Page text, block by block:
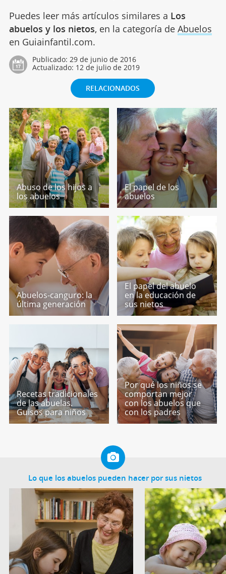
Puedes leer más artículos similares a Los
abuelos y los nietos, en la categoría de Abuelos
en Guiainfantil.com.
Publicado: 29 de junio de 2016
Actualizado: 12 de julio de 2019
RELACIONADOS
Abuso de los hijos a
los abuelos
El papel de los
abuelos
Abuelos-canguro: la
última generación
El papel del abuelo
en la educación de
sus nietos
Recetas tradicionales
de las abuelas.
Guisos para niños
Por qué los niños se
comportan mejor
con los abuelos que
con los padres
Lo que los abuelos pueden hacer por sus nietos